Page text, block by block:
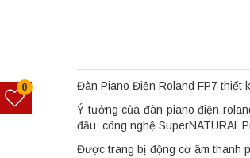
Đàn Piano Điện Roland FP7 thiết
Ý tưởng của đàn piano điện
đầu: công nghệ SuperNATURAL
Được trang bị động cơ âm thanh
0